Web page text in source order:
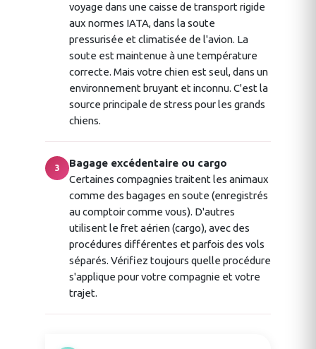
voyage dans une caisse de transport rigide
aux normes IATA, dans la soute
pressurisée et climatisée de l'avion. La
soute est maintenue à une température
correcte. Mais votre chien est seul, dans un
environnement bruyant et inconnu. C'est la
source principale de stress pour les grands
chiens.
3
Bagage excédentaire ou cargo
Certaines compagnies traitent les animaux
comme des bagages en soute (enregistrés
au comptoir comme vous). D'autres
utilisent le fret aérien (cargo), avec des
procédures différentes et parfois des vols
séparés. Vérifiez toujours quelle procédure
s'applique pour votre compagnie et votre
trajet.